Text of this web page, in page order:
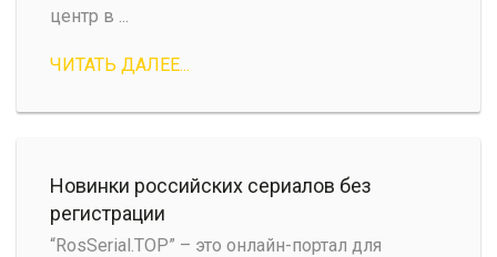
центр в ...
ЧИТАТЬ ДАЛЕЕ...
Новинки российских сериалов без
регистрации
“RosSerial.TOP” – это онлайн-портал для